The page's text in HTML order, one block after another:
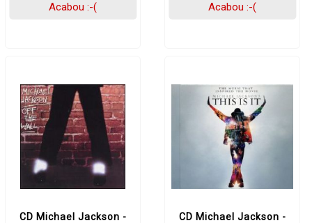
Acabou :-( Acabou :-(
CD Michael Jackson -
CD Michael Jackson -